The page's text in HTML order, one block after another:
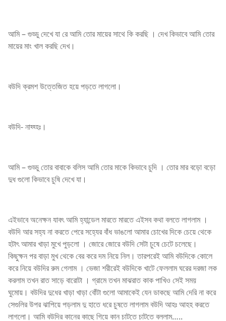
আমি – গুড্ডু দেখে যা রে আমি তোর মায়ের সাথে কি করছি । দেখ কিভাবে আমি তোর
মায়ের মাং খাল করছি দেখ।
বউদি ক্রমশ উত্তেজিত হয়ে পড়তে লাগলো।
বউদি- নাহ্হ্হঃ।
আমি – গুড্ডু তোর বাবাকে বলিস আমি তোর মাকে কিভাবে চুদি । তোর মার বড়ো বড়ো
দুধ গুলো কিভাবে চুষি দেখে যা।
এইভাবে অনেক্ষন যাবৎ আমি হ্যান্ডেল মারতে মারতে এইসব কথা বলতে লাগলাম ।
বউদি আর সহ্য না করতে পেরে সহ্যের বাঁধ ভাঙলো আমার চোখের দিকে চেয়ে থেকে
হটাৎ আমার খাড়া মুখে পুড়লো । জোরে জোরে বউদি সেটা চুষে চেটে চলেছে।
কিছুক্ষন পর বাড়া মুখ থেকে বের করে দম নিয়ে নিল। তারপরেই আমি বউদিকে কোলে
করে নিয়ে বউদির রুম গেলাম । ভেজা শরীরেই বউদিকে খাটে ফেললাম ঘরের দরজা লক
করলাম তখন রাত সাড়ে বারোটা । গ্রামে তখন মাঝরাত কাক পাখিও সেই সময়
ঘুমোয়। বউদির দুধের খাড়া খাড়া বোঁটা গুলো আমাকেই যেন ডাকছে আমি দেরি না করে
সেগুলির উপর ঝাপিয়ে পড়লাম দু হাতে ধরে চুষতে লাগলাম বউদি আহঃ আহহ করতে
লাগলো। আমি বউদির কানের কাছে গিয়ে কান চাটতে চাটতে বললাম…..